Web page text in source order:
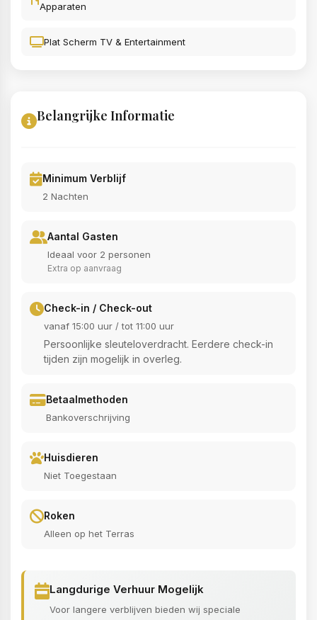
Apparaten
Plat Scherm TV & Entertainment
Belangrijke Informatie
Minimum Verblijf
2 Nachten
Aantal Gasten
Ideaal voor 2 personen
Extra op aanvraag
Check-in / Check-out
vanaf 15:00 uur / tot 11:00 uur
Persoonlijke sleuteloverdracht. Eerdere check-in
tijden zijn mogelijk in overleg.
Betaalmethoden
Bankoverschrijving
Huisdieren
Niet Toegestaan
Roken
Alleen op het Terras
Langdurige Verhuur Mogelijk
Voor langere verblijven bieden wij speciale